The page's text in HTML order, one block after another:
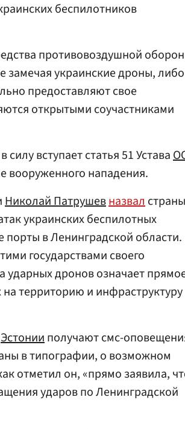
беспилотников
противовоздушной
замечая украинские дроны, либо
предоставляют свое
открытыми соучастниками
вступает статья 51 Устава
вооруженного нападения.
Николай Патрушевназвалстраны
украинских беспилотных
порты в Ленинградской области.
государствами своего
ударных дронов означает
на территорию и инфраструктуру
Эстонииполучают смс-
в типографии, о возможном
отметил он, «прямо заявила,
ударов по Ленинградской